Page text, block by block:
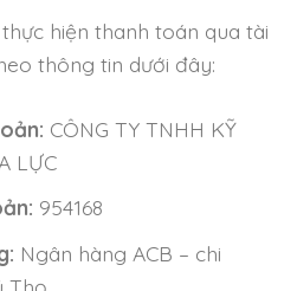
hiện thanh toán qua tài
thông tin dưới đây:
CÔNG TY TNHH KỸ
LỰC
954168
Ngân hàng ACB – chi